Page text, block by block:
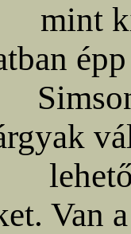
mint
Van